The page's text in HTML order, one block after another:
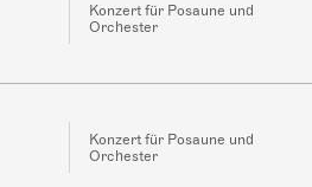
Konzert für Posaune und
Orchester
Konzert für Posaune und
Orchester